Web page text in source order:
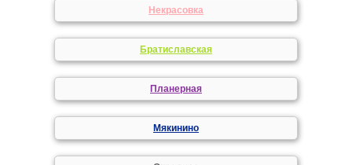
Некрасовка
Братиславская
Планерная
Мякинино